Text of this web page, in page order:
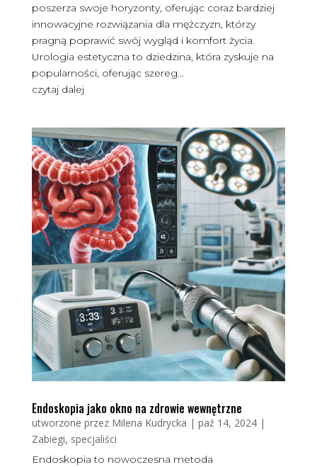
poszerza swoje horyzonty, oferując coraz bardziej
innowacyjne rozwiązania dla mężczyzn, którzy
pragną poprawić swój wygląd i komfort życia.
Urologia estetyczna to dziedzina, która zyskuje na
popularności, oferując szereg...
czytaj dalej
Endoskopia jako okno na zdrowie wewnętrzne
utworzone przez Milena Kudrycka | paź 14, 2024|
Zabiegi, specjaliści
Endoskopia to nowoczesna metoda